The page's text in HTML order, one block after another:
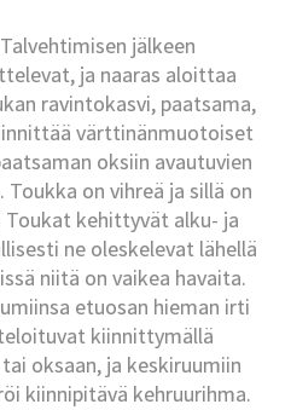
jälkeen
ja naaras aloittaa
ravintokasvi, paatsama,
värttinänmuotoiset
oksiin avautuvien
on vihreä ja sillä on
kehittyvät alku- ja
ne oleskelevat lähellä
niitä on vaikea havaita.
etuosan hieman irti
kiinnittymällä
oksaan, ja keskiruumiin
kiinnipitävä kehruurihma.